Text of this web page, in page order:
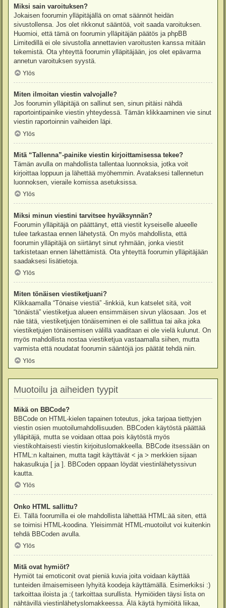
Miksi sain varoituksen?
Jokaisen foorumin ylläpitäjällä on omat säännöt heidän
sivustollensa. Jos olet rikkonut sääntöä, voit saada varoituksen.
Huomioi, että tämä on foorumin ylläpitäjän päätös ja phpBB
Limitedillä ei ole sivustolla annettavien varoitusten kanssa mitään
tekemistä. Ota yhteyttä foorumin ylläpitäjään, jos olet epävarma
annetun varoituksen syystä.
Ylös
Miten ilmoitan viestin valvojalle?
Jos foorumin ylläpitäjä on sallinut sen, sinun pitäisi nähdä
raportointipainike viestin yhteydessä. Tämän klikkaaminen vie sinut
viestin raportoinnin vaiheiden läpi.
Ylös
Mitä “Tallenna”-painike viestin kirjoittamisessa tekee?
Tämän avulla on mahdollista tallentaa luonnoksia, jotka voit
kirjoittaa loppuun ja lähettää myöhemmin. Avataksesi tallennetun
luonnoksen, vieraile komissa asetuksissa.
Ylös
Miksi minun viestini tarvitsee hyväksynnän?
Foorumin ylläpitäjä on päättänyt, että viestit kyseiselle alueelle
tulee tarkastaa ennen lähetystä. On myös mahdollista, että
foorumin ylläpitäjä on siirtänyt sinut ryhmään, jonka viestit
tarkistetaan ennen lähettämistä. Ota yhteyttä foorumin ylläpitäjään
saadaksesi lisätietoja.
Ylös
Miten tönäisen viestiketjuani?
Klikkaamalla “Tönaise viestiä” -linkkiä, kun katselet sitä, voit
“tönäistä” viestiketjua alueen ensimmäisen sivun yläosaan. Jos et
näe tätä, viestiketjujen tönäiseminen ei ole sallittua tai aika joka
viestiketjujen tönäisemisen välillä vaaditaan ei ole vielä kulunut. On
myös mahdollista nostaa viestiketjua vastaamalla siihen, mutta
varmista että noudatat foorumin sääntöjä jos päätät tehdä niin.
Ylös
Muotoilu ja aiheiden tyypit
Mikä on BBCode?
BBCode on HTML-kielen tapainen toteutus, joka tarjoaa tiettyjen
viestin osien muotoilumahdollisuuden. BBCoden käytöstä päättää
ylläpitäjä, mutta se voidaan ottaa pois käytöstä myös
viestikohtaisesti viestin kirjoituslomakkeella. BBCode itsessään on
HTML:n kaltainen, mutta tagit käyttävät < ja > merkkien sijaan
hakasulkuja [ ja ]. BBCoden oppaan löydät viestinlähetyssivun
kautta.
Ylös
Onko HTML sallittu?
Ei. Tällä foorumilla ei ole mahdollista lähettää HTML:ää siten, että
se toimisi HTML-koodina. Yleisimmät HTML-muotoilut voi kuitenkin
tehdä BBCoden avulla.
Ylös
Mitä ovat hymiöt?
Hymiöt tai emoticonit ovat pieniä kuvia joita voidaan käyttää
tunteiden ilmaisemiseen lyhyitä koodeja käyttämällä. Esimerkiksi :)
tarkoittaa iloista ja :( tarkoittaa surullista. Hymiöiden täysi lista on
nähtävillä viestinlähetyslomakkeessa. Älä käytä hymiöitä liikaa,